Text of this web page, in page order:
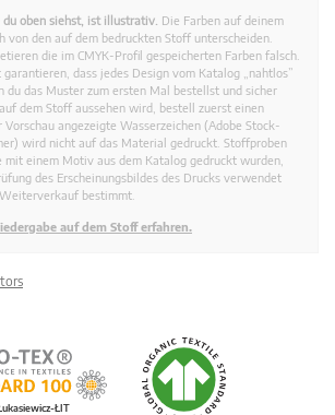
oben siehst, ist illustrativ. Die Farben auf deinem
von den auf dem bedruckten Stoff unterscheiden.
die im CMYK-Profil gespeicherten Farben falsch.
dass jedes Design vom Katalog „nahtlos”
das Muster zum ersten Mal bestellst und sicher
dem Stoff aussehen wird, bestell zuerst einen
Vorschau angezeigte Wasserzeichen (Adobe Stock-
wird nicht auf das Material gedruckt. Stoffproben
mit einem Motiv aus dem Katalog gedruckt wurden,
des Erscheinungsbildes des Drucks verwendet
bestimmt.
auf dem Stoff erfahren.
ŁIT